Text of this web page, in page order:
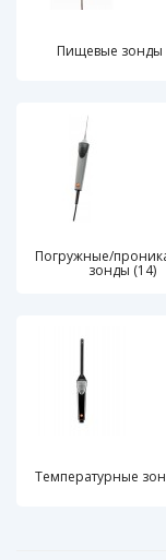
Пищевые зонды
Погружные/
зонды (14)
Температурные